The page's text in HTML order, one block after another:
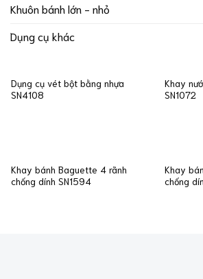
Khuôn bánh lớn - nhỏ
Dụng cụ khác
Dụng cụ vét bột bằng nhựa
SN4108
Khay
SN1072
Khay bánh Baguette 4 rãnh
chống dính SN1594
Khay
chống